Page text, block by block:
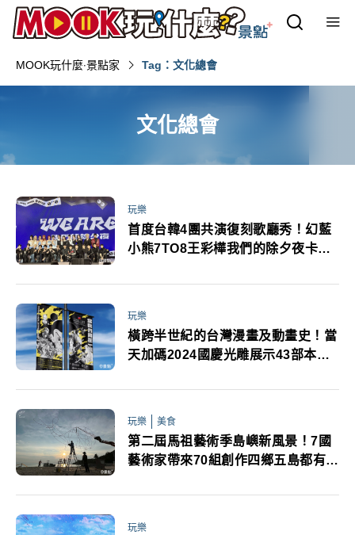
MOOK玩什麼‧景點家 Tag：文化總會
文化總會
玩樂
首度台韓4團共演復刻歌廳秀！幻藍
小熊7TO8王彩樺我們的除夕夜卡司
玩樂
橫跨半世紀的台灣漫畫及動畫史！當
天加碼2024國慶光雕展示43部本土
玩樂 美食
第二屆馬祖藝術季島嶼新風景！7國
藝術家帶來70組創作四鄉五島都有打
玩樂